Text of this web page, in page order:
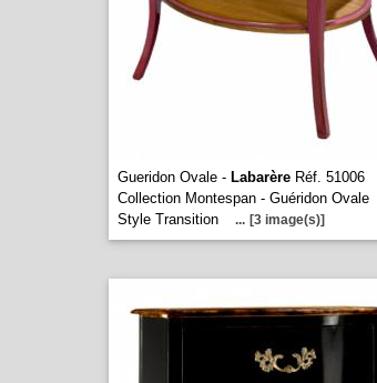
Gueridon Ovale - Labarère Réf. 51006
Collection Montespan - Guéridon Ovale
Style Transition
... [3 image(s)]